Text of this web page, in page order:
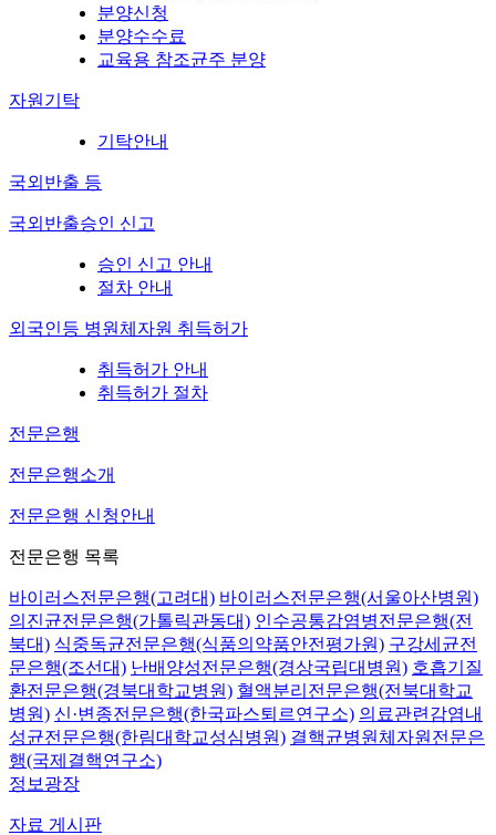
분양신청
분양수수료
교육용 참조균주 분양
자원기탁
기탁안내
국외반출 등
국외반출승인 신고
승인 신고 안내
절차 안내
외국인등 병원체자원 취득허가
취득허가 안내
취득허가 절차
전문은행
전문은행소개
전문은행 신청안내
전문은행 목록
바이러스전문은행(고려대) 바이러스전문은행(서울아산병원)
의진균전문은행(가톨릭관동대) 인수공통감염병전문은행(전
북대) 식중독균전문은행(식품의약품안전평가원) 구강세균전
문은행(조선대) 난배양성전문은행(경상국립대병원) 호흡기질
환전문은행(경북대학교병원) 혈액분리전문은행(전북대학교
병원) 신·변종전문은행(한국파스퇴르연구소) 의료관련감염내
성균전문은행(한림대학교성심병원) 결핵균병원체자원전문은
행(국제결핵연구소)
정보광장
자료 게시판